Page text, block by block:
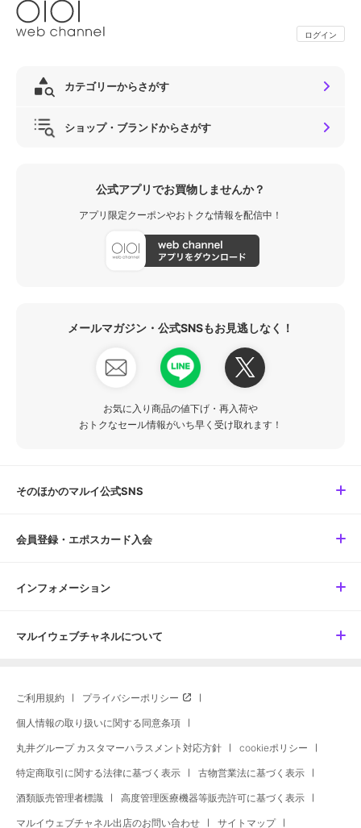
ログイン
カテゴリーからさがす
ショップ・ブランドからさがす
公式アプリでお買物しませんか？
アプリ限定クーポンやおトクな情報を配信中！
メールマガジン・公式SNSもお見逃しなく！
お気に入り商品の値下げ・再入荷や
おトクなセール情報がいち早く受け取れます！
そのほかのマルイ公式SNS
会員登録・エポスカード入会
インフォメーション
マルイウェブチャネルについて
ご利用規約 プライバシーポリシー
個人情報の取り扱いに関する同意条項
丸井グループ カスタマーハラスメント対応方針 cookieポリシー
特定商取引に関する法律に基づく表示 古物営業法に基づく表示
酒類販売管理者標識 高度管理医療機器等販売許可に基づく表示
マルイウェブチャネル出店のお問い合わせ サイトマップ